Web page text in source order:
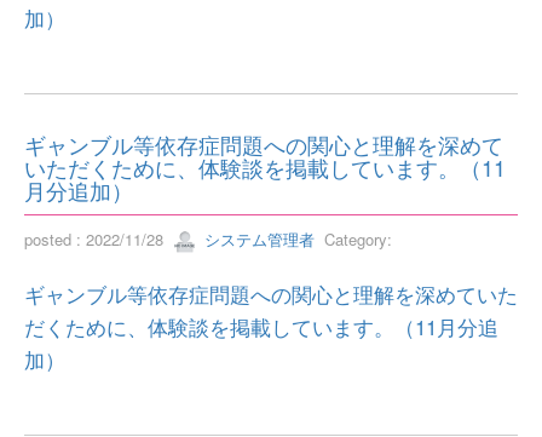
加）
ギャンブル等依存症問題への関心と理解を深めて
いただくために、体験談を掲載しています。（11
月分追加）
posted : 2022/11/28 システム管理者 Category:
ギャンブル等依存症問題への関心と理解を深めていた
だくために、体験談を掲載しています。（11月分追
加）